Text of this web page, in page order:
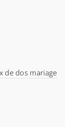
de dos mariage